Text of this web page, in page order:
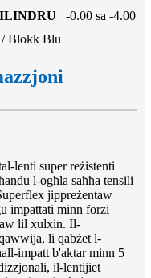
-0.00 sa -4.00
Blokk Blu
lenti super reżistenti
l-ogħla saħħa tensili
jippreżentaw
impattati minn forzi
lil xulxin. Il-
li qabżet l-
impatt b'aktar minn 5
il-lentijiet